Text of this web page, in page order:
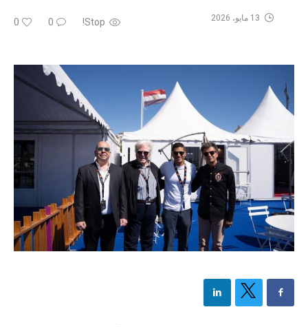
Stop!
0
0 13 مايو، 2026